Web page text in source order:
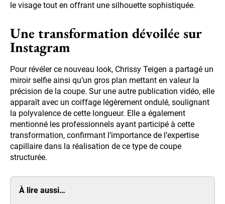
le visage tout en offrant une silhouette sophistiquée.
Une transformation dévoilée sur
Instagram
Pour révéler ce nouveau look, Chrissy Teigen a partagé un
miroir selfie ainsi qu’un gros plan mettant en valeur la
précision de la coupe. Sur une autre publication vidéo, elle
apparaît avec un coiffage légèrement ondulé, soulignant
la polyvalence de cette longueur. Elle a également
mentionné les professionnels ayant participé à cette
transformation, confirmant l’importance de l’expertise
capillaire dans la réalisation de ce type de coupe
structurée.
À lire aussi…